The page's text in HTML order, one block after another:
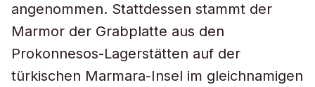
angenommen. Stattdessen stammt der
Marmor der Grabplatte aus den
Prokonnesos-Lagerstätten auf der
türkischen Marmara-Insel im gleichnamigen